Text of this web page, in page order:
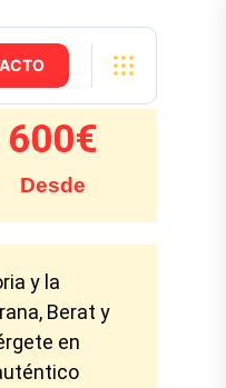
Desde
600€
y la
Berat y
en